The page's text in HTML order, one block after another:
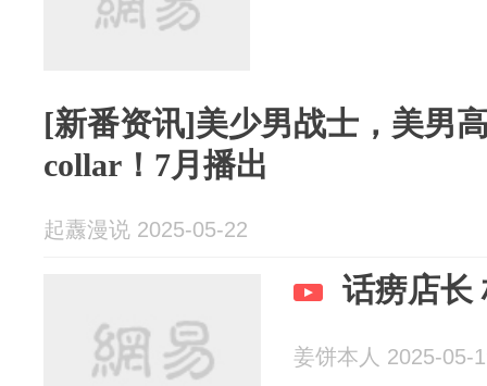
[新番资讯]美少男战士，美男
collar！7月播出
起纛漫说 2025-05-22
话痨店长
姜饼本人 2025-05-